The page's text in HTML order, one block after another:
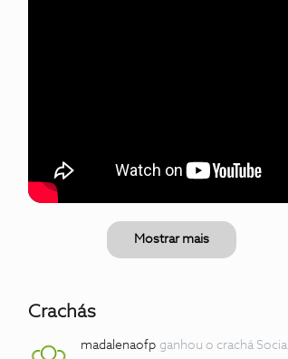
Mostrar mais
Crachás
madalenaofp ganhou o crachá Social